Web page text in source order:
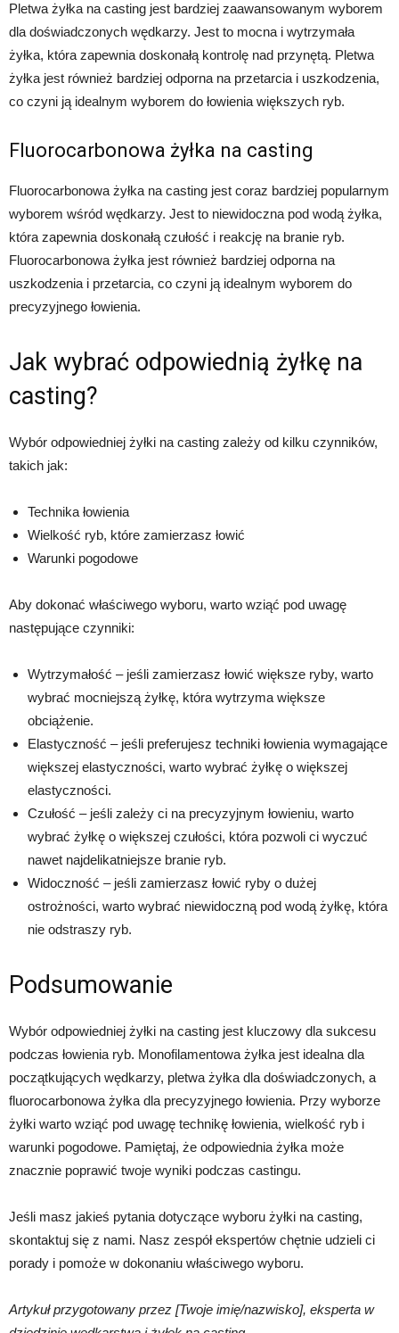
Pletwa żyłka na casting jest bardziej zaawansowanym wyborem
dla doświadczonych wędkarzy. Jest to mocna i wytrzymała
żyłka, która zapewnia doskonałą kontrolę nad przynętą. Pletwa
żyłka jest również bardziej odporna na przetarcia i uszkodzenia,
co czyni ją idealnym wyborem do łowienia większych ryb.
Fluorocarbonowa żyłka na casting
Fluorocarbonowa żyłka na casting jest coraz bardziej popularnym
wyborem wśród wędkarzy. Jest to niewidoczna pod wodą żyłka,
która zapewnia doskonałą czułość i reakcję na branie ryb.
Fluorocarbonowa żyłka jest również bardziej odporna na
uszkodzenia i przetarcia, co czyni ją idealnym wyborem do
precyzyjnego łowienia.
Jak wybrać odpowiednią żyłkę na
casting?
Wybór odpowiedniej żyłki na casting zależy od kilku czynników,
takich jak:
Technika łowienia
Wielkość ryb, które zamierzasz łowić
Warunki pogodowe
Aby dokonać właściwego wyboru, warto wziąć pod uwagę
następujące czynniki:
Wytrzymałość – jeśli zamierzasz łowić większe ryby, warto
wybrać mocniejszą żyłkę, która wytrzyma większe
obciążenie.
Elastyczność – jeśli preferujesz techniki łowienia wymagające
większej elastyczności, warto wybrać żyłkę o większej
elastyczności.
Czułość – jeśli zależy ci na precyzyjnym łowieniu, warto
wybrać żyłkę o większej czułości, która pozwoli ci wyczuć
nawet najdelikatniejsze branie ryb.
Widoczność – jeśli zamierzasz łowić ryby o dużej
ostrożności, warto wybrać niewidoczną pod wodą żyłkę, która
nie odstraszy ryb.
Podsumowanie
Wybór odpowiedniej żyłki na casting jest kluczowy dla sukcesu
podczas łowienia ryb. Monofilamentowa żyłka jest idealna dla
początkujących wędkarzy, pletwa żyłka dla doświadczonych, a
fluorocarbonowa żyłka dla precyzyjnego łowienia. Przy wyborze
żyłki warto wziąć pod uwagę technikę łowienia, wielkość ryb i
warunki pogodowe. Pamiętaj, że odpowiednia żyłka może
znacznie poprawić twoje wyniki podczas castingu.
Jeśli masz jakieś pytania dotyczące wyboru żyłki na casting,
skontaktuj się z nami. Nasz zespół ekspertów chętnie udzieli ci
porady i pomoże w dokonaniu właściwego wyboru.
Artykuł przygotowany przez [Twoje imię/nazwisko], eksperta w